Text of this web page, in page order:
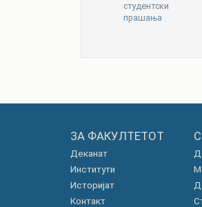
студентски
прашања
ЗА ФАКУЛТЕТОТ
Деканат
Институти
Историјат
Контакт